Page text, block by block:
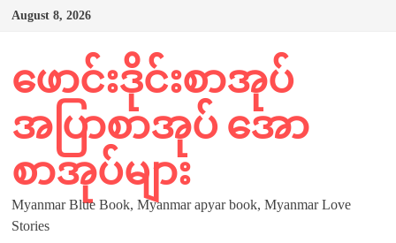
Skip
August 8, 2026
ဖောင်းဒိုင်းစာအုပ်
အပြာစာအုပ် အော
စာအုပ်များ
Myanmar Blue Book, Myanmar apyar book, Myanmar Love
Stories